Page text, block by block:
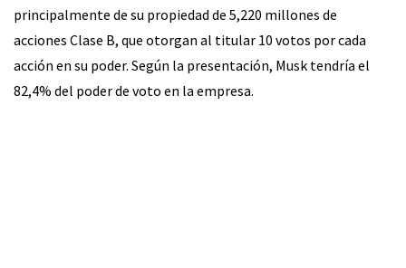
principalmente de su propiedad de 5,220 millones de
acciones Clase B, que otorgan al titular 10 votos por cada
acción en su poder. Según la presentación, Musk tendría el
82,4% del poder de voto en la empresa.